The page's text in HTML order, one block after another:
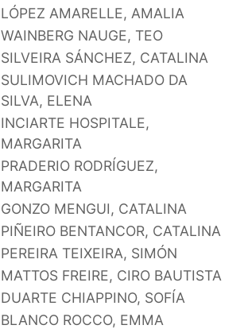
LÓPEZ AMARELLE, AMALIA
WAINBERG NAUGE, TEO
SILVEIRA SÁNCHEZ, CATALINA
SULIMOVICH MACHADO DA
SILVA, ELENA
INCIARTE HOSPITALE,
MARGARITA
PRADERIO RODRÍGUEZ,
MARGARITA
GONZO MENGUI, CATALINA
PIÑEIRO BENTANCOR, CATALINA
PEREIRA TEIXEIRA, SIMÓN
MATTOS FREIRE, CIRO BAUTISTA
DUARTE CHIAPPINO, SOFÍA
BLANCO ROCCO, EMMA